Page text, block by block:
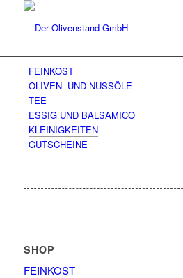
FEINKOST
OLIVEN- UND NUSSÖLE
TEE
ESSIG UND BALSAMICO
KLEINIGKEITEN
GUTSCHEINE
SHOP
FEINKOST